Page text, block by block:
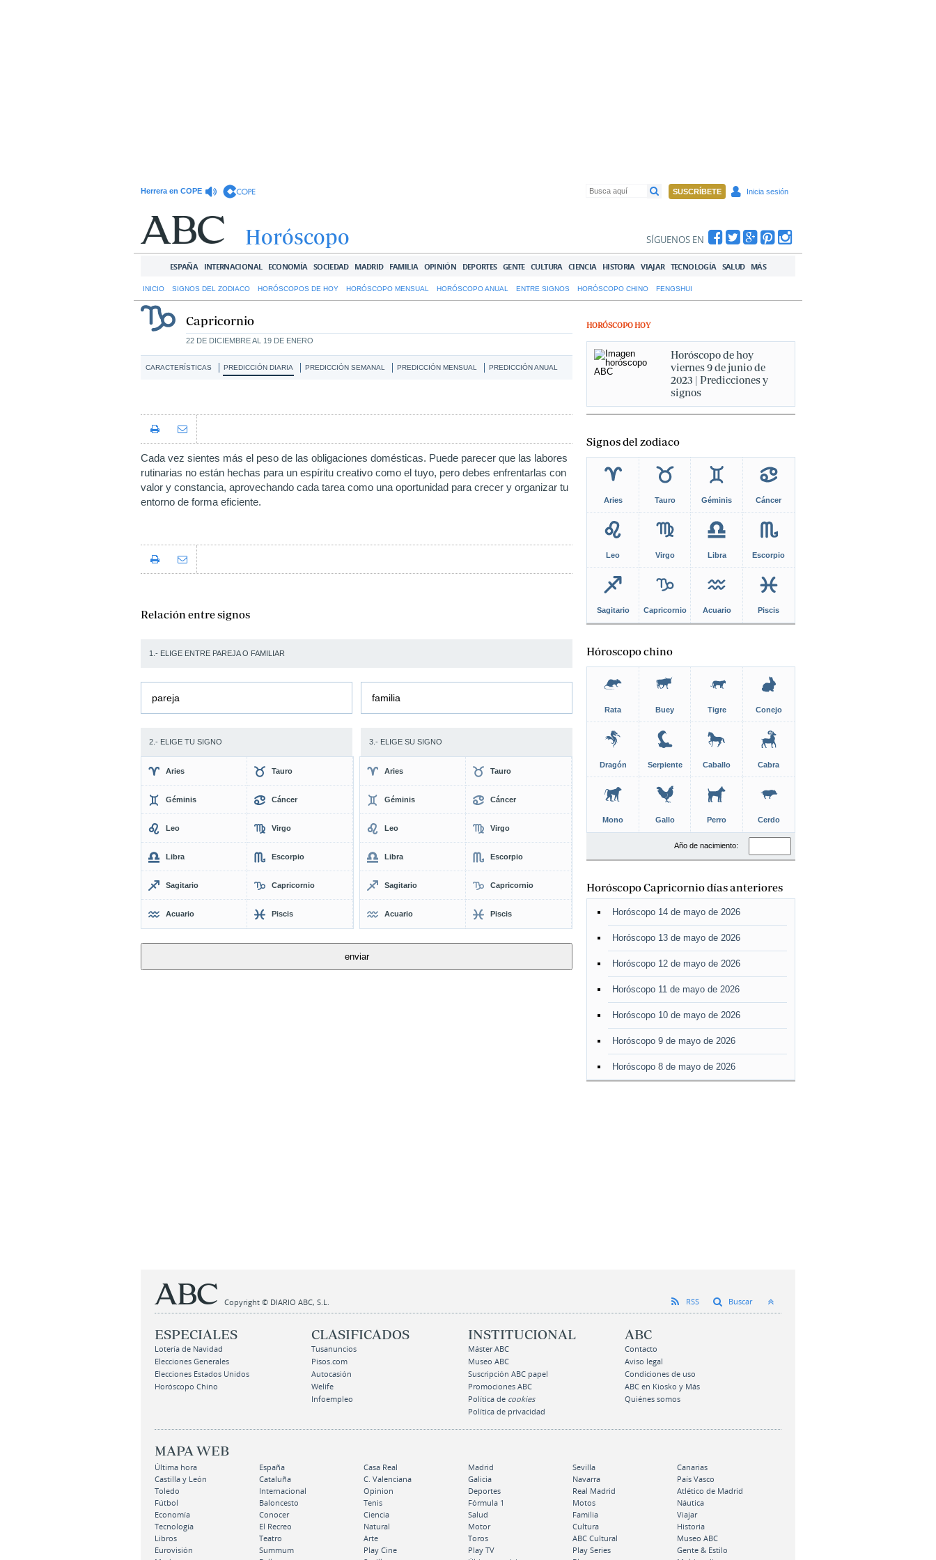
SUSCRÍBETE Inicia sesión
Herrera en COPE
SÍGUENOS EN
ESPAÑA INTERNACIONAL ECONOMÍA SOCIEDAD MADRID FAMILIA OPINIÓN DEPORTES GENTE CULTURA CIENCIA HISTORIA VIAJAR TECNOLOGÍA SALUD MÁS
INICIO SIGNOS DEL ZODIACO HORÓSCOPOS DE HOY HORÓSCOPO MENSUAL HORÓSCOPO ANUAL ENTRE SIGNOS HORÓSCOPO CHINO FENGSHUI
Horóscopo
Capricornio
22 DE DICIEMBRE AL 19 DE ENERO
CARACTERÍSTICAS PREDICCIÓN DIARIA PREDICCIÓN SEMANAL PREDICCIÓN MENSUAL PREDICCIÓN ANUAL
Cada vez sientes más el peso de las obligaciones domésticas. Puede parecer que las labores
rutinarias no están hechas para un espíritu creativo como el tuyo, pero debes enfrentarlas con
valor y constancia, aprovechando cada tarea como una oportunidad para crecer y organizar tu
entorno de forma eficiente.
Relación entre signos
1.- ELIGE ENTRE PAREJA O FAMILIAR
pareja familia
2.- ELIGE TU SIGNO 3.- ELIGE SU SIGNO
Aries Tauro
Géminis Cáncer
Leo Virgo
Libra Escorpio
Sagitario Capricornio
Acuario Piscis
Aries Tauro
Géminis Cáncer
Leo Virgo
Libra Escorpio
Sagitario Capricornio
Acuario Piscis
HORÓSCOPO HOY
Horóscopo de hoy
viernes 9 de junio de
2023 | Predicciones y
signos
Signos del zodiaco
Aries Tauro Géminis Cáncer
Leo Virgo Libra Escorpio
Sagitario Capricornio Acuario Piscis
Hóroscopo chino
Rata Buey Tigre Conejo
Dragón Serpiente Caballo Cabra
Mono Gallo Perro Cerdo
Año de nacimiento:
Horóscopo Capricornio días anteriores
Horóscopo 14 de mayo de 2026
Horóscopo 13 de mayo de 2026
Horóscopo 12 de mayo de 2026
Horóscopo 11 de mayo de 2026
Horóscopo 10 de mayo de 2026
Horóscopo 9 de mayo de 2026
Horóscopo 8 de mayo de 2026
Copyright © DIARIO ABC, S.L. RSS Buscar
ESPECIALES
Lotería de Navidad
Elecciones Generales
Elecciones Estados Unidos
Horóscopo Chino
CLASIFICADOS
Tusanuncios
Pisos.com
Autocasión
Welife
Infoempleo
INSTITUCIONAL
Máster ABC
Museo ABC
Suscripción ABC papel
Promociones ABC
Política de cookies
Política de privacidad
ABC
Contacto
Aviso legal
Condiciones de uso
ABC en Kiosko y Más
Quiénes somos
MAPA WEB
Última hora España Casa Real Madrid Sevilla
Canarias
Castilla y León
Cataluña C. Valenciana Galicia Navarra
País Vasco
Toledo
Internacional Opinion Deportes Real Madrid
Atlético de Madrid
Fútbol
Baloncesto Tenis Fórmula 1 Motos
Náutica
Economía
Conocer Ciencia Salud Familia
Viajar
Tecnología
El Recreo Natural Motor Cultura
Historia
Libros
Teatro Arte Toros ABC Cultural
Museo ABC
Eurovisión
Summum Play Cine Play TV Play Series
Gente & Estilo